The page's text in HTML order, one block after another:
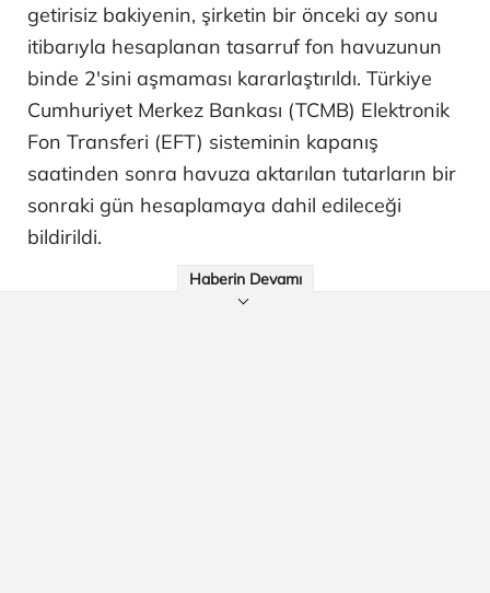
getirisiz bakiyenin, şirketin bir önceki ay sonu
itibarıyla hesaplanan tasarruf fon havuzunun
binde 2'sini aşmaması kararlaştırıldı. Türkiye
Cumhuriyet Merkez Bankası (TCMB) Elektronik
Fon Transferi (EFT) sisteminin kapanış
saatinden sonra havuza aktarılan tutarların bir
sonraki gün hesaplamaya dahil edileceği
bildirildi.
Haberin Devamı